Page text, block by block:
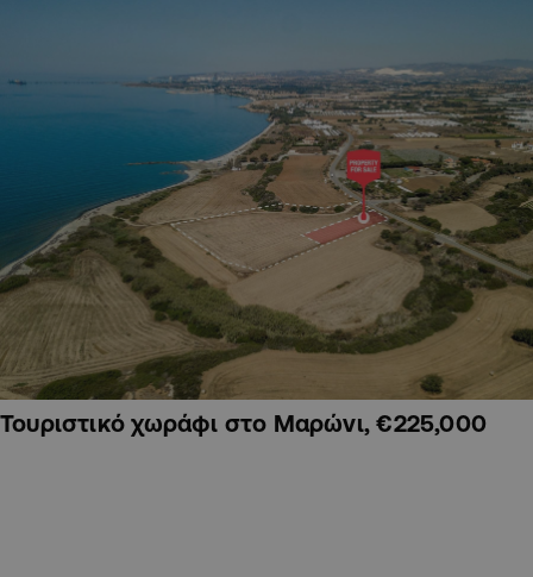
Τουριστικό χωράφι στο Μαρώνι, €225,000